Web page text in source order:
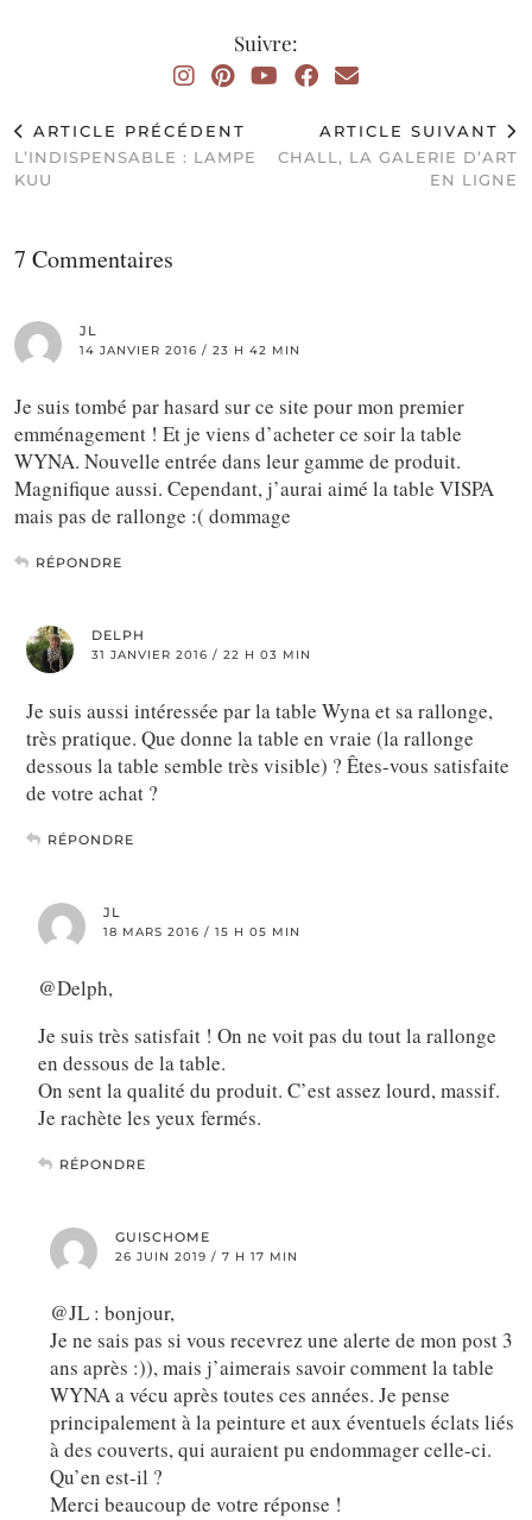
Suivre:
ARTICLE PRÉCÉDENT
L’INDISPENSABLE : LAMPE
KUU
ARTICLE SUIVANT
CHALL, LA GALERIE D’ART
EN LIGNE
7 Commentaires
JL
14 JANVIER 2016 / 23 H 42 MIN
Je suis tombé par hasard sur ce site pour mon premier
emménagement ! Et je viens d’acheter ce soir la table
WYNA. Nouvelle entrée dans leur gamme de produit.
Magnifique aussi. Cependant, j’aurai aimé la table VISPA
mais pas de rallonge :( dommage
RÉPONDRE
DELPH
31 JANVIER 2016 / 22 H 03 MIN
Je suis aussi intéressée par la table Wyna et sa rallonge,
très pratique. Que donne la table en vraie (la rallonge
dessous la table semble très visible) ? Êtes-vous satisfaite
de votre achat ?
RÉPONDRE
JL
18 MARS 2016 / 15 H 05 MIN
@Delph,
Je suis très satisfait ! On ne voit pas du tout la rallonge
en dessous de la table.
On sent la qualité du produit. C’est assez lourd, massif.
Je rachète les yeux fermés.
RÉPONDRE
GUISCHOME
26 JUIN 2019 / 7 H 17 MIN
@JL : bonjour,
Je ne sais pas si vous recevrez une alerte de mon post 3
ans après :)), mais j’aimerais savoir comment la table
WYNA a vécu après toutes ces années. Je pense
principalement à la peinture et aux éventuels éclats liés
à des couverts, qui auraient pu endommager celle-ci.
Qu’en est-il ?
Merci beaucoup de votre réponse !